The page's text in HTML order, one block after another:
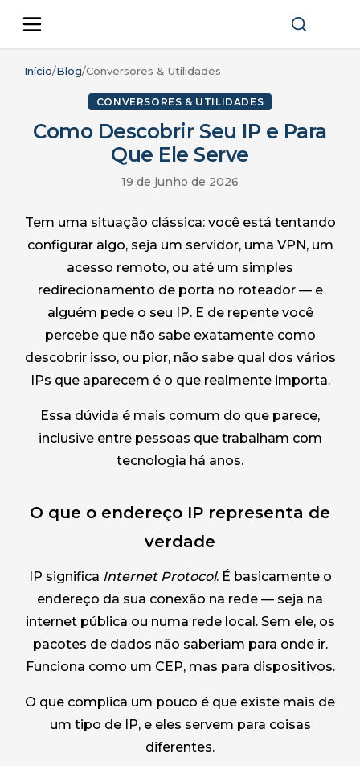
Início/Blog/Conversores & Utilidades
CONVERSORES & UTILIDADES
Como Descobrir Seu IP e Para
Que Ele Serve
19 de junho de 2026
Tem uma situação clássica: você está tentando
configurar algo, seja um servidor, uma VPN, um
acesso remoto, ou até um simples
redirecionamento de porta no roteador — e
alguém pede o seu IP. E de repente você
percebe que não sabe exatamente como
descobrir isso, ou pior, não sabe qual dos vários
IPs que aparecem é o que realmente importa.
Essa dúvida é mais comum do que parece,
inclusive entre pessoas que trabalham com
tecnologia há anos.
O que o endereço IP representa de
verdade
IP significa Internet Protocol. É basicamente o
endereço da sua conexão na rede — seja na
internet pública ou numa rede local. Sem ele, os
pacotes de dados não saberiam para onde ir.
Funciona como um CEP, mas para dispositivos.
O que complica um pouco é que existe mais de
um tipo de IP, e eles servem para coisas
diferentes.